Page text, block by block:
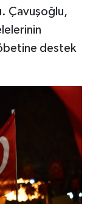
Çavuşoğlu,
destek